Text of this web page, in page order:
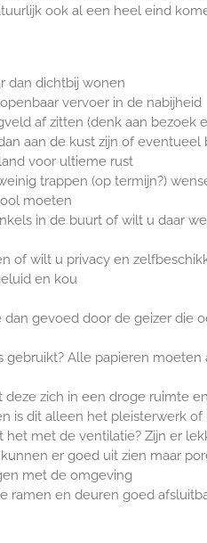
ook al een heel eind
dan dichtbij wonen
vervoer in de nabijheid
af zitten (denk aan bezoek
aan de kust zijn of eventueel
voor ultieme rust
trappen (op termijn?)
moeten
in de buurt of wilt u daar
of wilt u privacy en
en kou
dan gevoed door de geizer die
gebruikt? Alle papieren
zich in een droge ruimte
is dit alleen het pleisterwerk
met de ventilatie? Zijn er
er goed uit zien maar
met de omgeving
ramen en deuren goed